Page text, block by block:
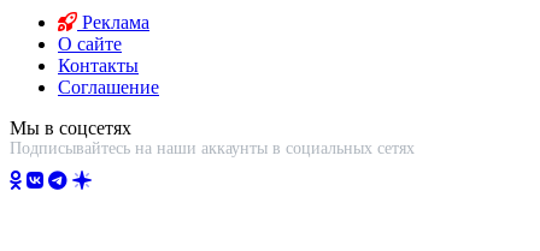
Реклама
О сайте
Контакты
Соглашение
Мы в соцсетях
Подписывайтесь на наши аккаунты в социальных сетях